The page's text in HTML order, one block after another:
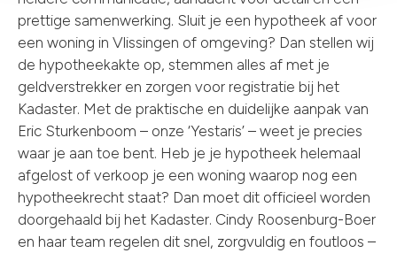
prettige samenwerking. Sluit je een hypotheek af voor
een woning in Vlissingen of omgeving? Dan stellen wij
de hypotheekakte op, stemmen alles af met je
geldverstrekker en zorgen voor registratie bij het
Kadaster. Met de praktische en duidelijke aanpak van
Eric Sturkenboom – onze ‘Yestaris’ – weet je precies
waar je aan toe bent. Heb je je hypotheek helemaal
afgelost of verkoop je een woning waarop nog een
hypotheekrecht staat? Dan moet dit officieel worden
doorgehaald bij het Kadaster. Cindy Roosenburg-Boer
en haar team regelen dit snel, zorgvuldig en foutloos –